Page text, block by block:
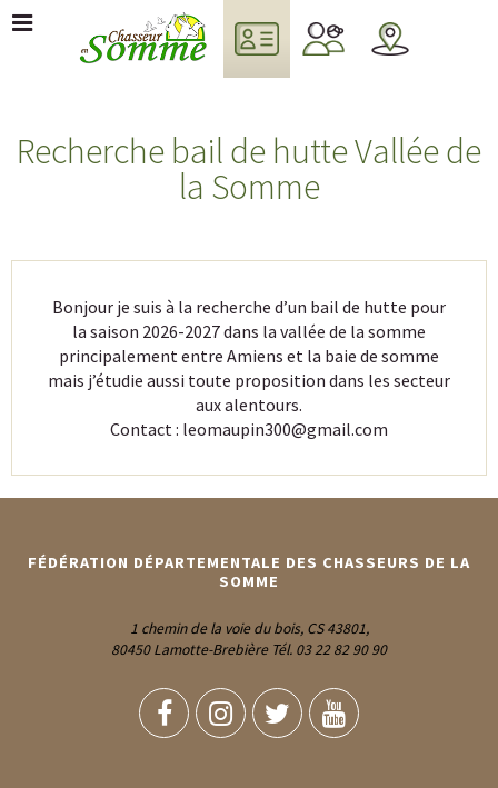
Recherche bail de hutte Vallée de
la Somme
Bonjour je suis à la recherche d’un bail de hutte pour
la saison 2026-2027 dans la vallée de la somme
principalement entre Amiens et la baie de somme
mais j’étudie aussi toute proposition dans les secteur
aux alentours.
Contact : leomaupin300@gmail.com
FÉDÉRATION DÉPARTEMENTALE DES CHASSEURS DE LA
SOMME
1 chemin de la voie du bois, CS 43801,
80450 Lamotte-Brebière Tél. 03 22 82 90 90